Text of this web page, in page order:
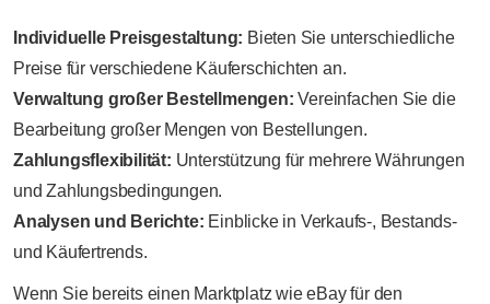
Individuelle Preisgestaltung: Bieten Sie unterschiedliche
Preise für verschiedene Käuferschichten an.
Verwaltung großer Bestellmengen: Vereinfachen Sie die
Bearbeitung großer Mengen von Bestellungen.
Zahlungsflexibilität: Unterstützung für mehrere Währungen
und Zahlungsbedingungen.
Analysen und Berichte: Einblicke in Verkaufs-, Bestands-
und Käufertrends.
Wenn Sie bereits einen Marktplatz wie eBay für den